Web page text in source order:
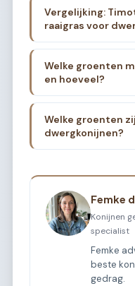
Vergelijking:
raaigras voor
Welke groenten
en hoeveel?
Welke groenten
dwergkonijnen?
Femke
Konijnen
specialist
Femke
beste
gedrag.